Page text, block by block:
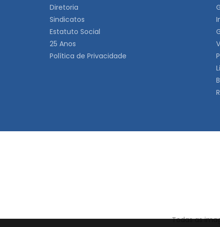
Diretoria
Sindicatos
Estatuto Social
25 Anos
Política de Privacidade
Todas as